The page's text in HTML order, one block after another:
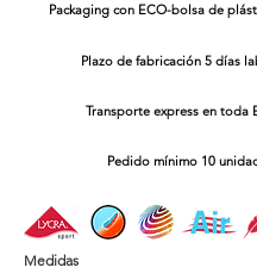
Packaging con ECO-bolsa de
Plazo de fabricación 5 días
Transporte express en toda
Pedido mínimo 10
Medidas